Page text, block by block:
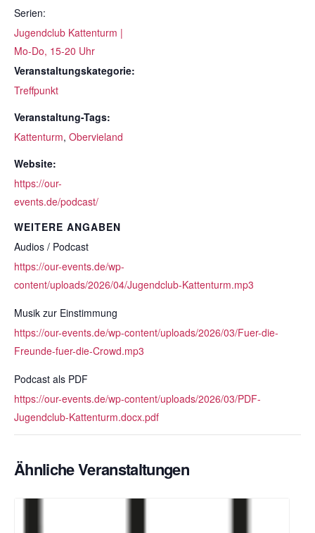
Serien:
Jugendclub Kattenturm |
Mo-Do, 15-20 Uhr
Veranstaltungskategorie:
Treffpunkt
Veranstaltung-Tags:
Kattenturm, Obervieland
Website:
https://our-
events.de/podcast/
WEITERE ANGABEN
Audios / Podcast
https://our-events.de/wp-
content/uploads/2026/04/Jugendclub-Kattenturm.mp3
Musik zur Einstimmung
https://our-events.de/wp-content/uploads/2026/03/Fuer-die-
Freunde-fuer-die-Crowd.mp3
Podcast als PDF
https://our-events.de/wp-content/uploads/2026/03/PDF-
Jugendclub-Kattenturm.docx.pdf
Ähnliche Veranstaltungen